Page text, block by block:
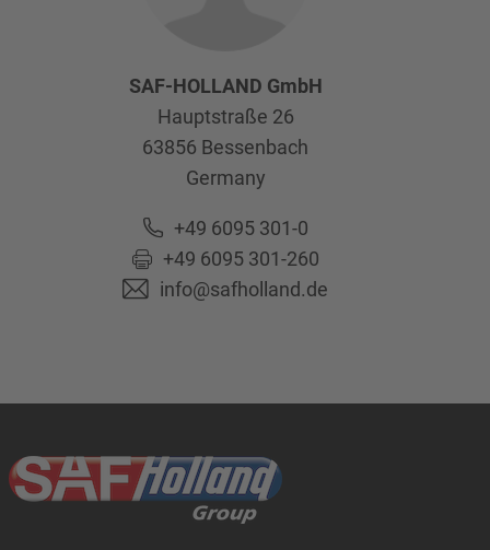
SAF-HOLLAND GmbH
Hauptstraße 26
63856 Bessenbach
Germany
+49 6095 301-0
+49 6095 301-260
info@safholland.de